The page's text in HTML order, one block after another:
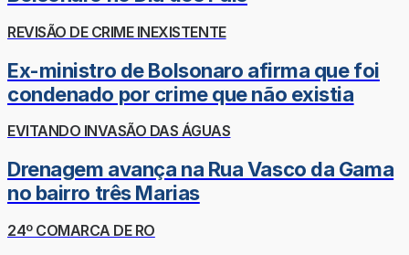
REVISÃO DE CRIME INEXISTENTE
Ex-ministro de Bolsonaro afirma que foi
condenado por crime que não existia
EVITANDO INVASÃO DAS ÁGUAS
Drenagem avança na Rua Vasco da Gama
no bairro três Marias
24º COMARCA DE RO